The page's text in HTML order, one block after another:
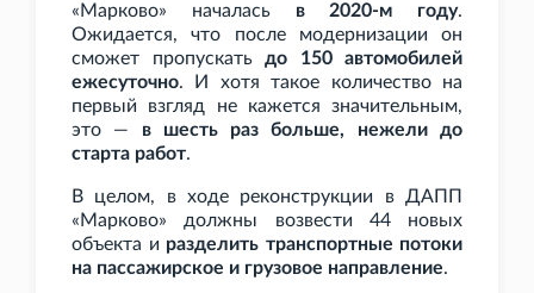
«Марково» началась в 2020-м году.
Ожидается, что после модернизации он
сможет пропускать до 150 автомобилей
ежесуточно. И хотя такое количество на
первый взгляд не кажется значительным,
это — в шесть раз больше, нежели до
старта работ.
В целом, в ходе реконструкции в ДАПП
«Марково» должны возвести 44 новых
объекта и разделить транспортные потоки
на пассажирское и грузовое направление.